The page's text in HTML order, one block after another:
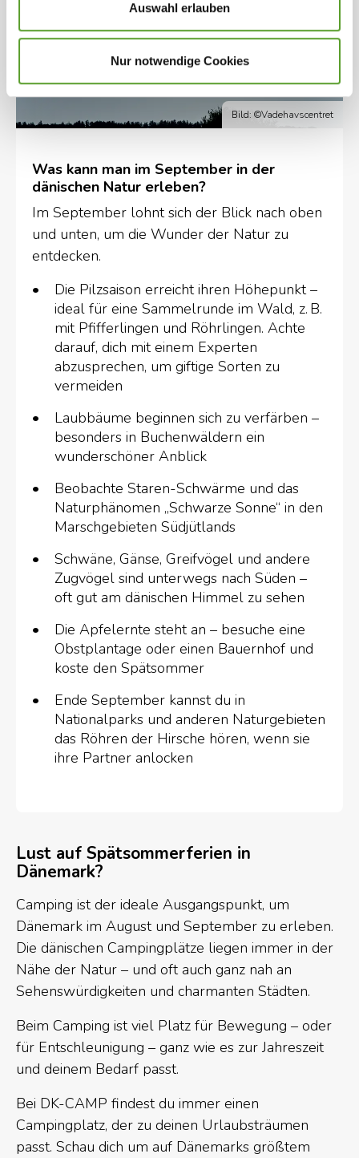
Auswahl erlauben
Nur notwendige Cookies
Bild: ©Vadehavscentret
Was kann man im September in der
dänischen Natur erleben?
Im September lohnt sich der Blick nach oben
und unten, um die Wunder der Natur zu
entdecken.
Die Pilzsaison erreicht ihren Höhepunkt –
ideal für eine Sammelrunde im Wald, z. B.
mit Pfifferlingen und Röhrlingen. Achte
darauf, dich mit einem Experten
abzusprechen, um giftige Sorten zu
vermeiden
Laubbäume beginnen sich zu verfärben –
besonders in Buchenwäldern ein
wunderschöner Anblick
Beobachte Staren-Schwärme und das
Naturphänomen „Schwarze Sonne“ in den
Marschgebieten Südjütlands
Schwäne, Gänse, Greifvögel und andere
Zugvögel sind unterwegs nach Süden –
oft gut am dänischen Himmel zu sehen
Die Apfelernte steht an – besuche eine
Obstplantage oder einen Bauernhof und
koste den Spätsommer
Ende September kannst du in
Nationalparks und anderen Naturgebieten
das Röhren der Hirsche hören, wenn sie
ihre Partner anlocken
Lust auf Spätsommerferien in
Dänemark?
Camping ist der ideale Ausgangspunkt, um
Dänemark im August und September zu erleben.
Die dänischen Campingplätze liegen immer in der
Nähe der Natur – und oft auch ganz nah an
Sehenswürdigkeiten und charmanten Städten.
Beim Camping ist viel Platz für Bewegung – oder
für Entschleunigung – ganz wie es zur Jahreszeit
und deinem Bedarf passt.
Bei DK-CAMP findest du immer einen
Campingplatz, der zu deinen Urlaubsträumen
passt. Schau dich um auf Dänemarks größtem